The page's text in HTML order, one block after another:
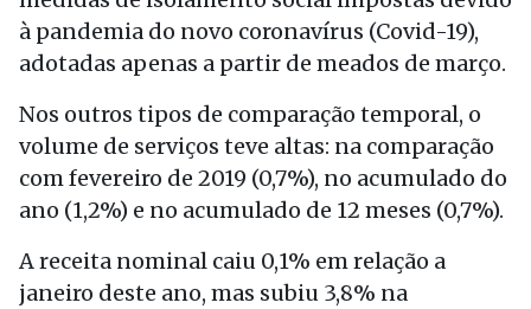
à pandemia do novo coronavírus (Covid-19),
adotadas apenas a partir de meados de março.
Nos outros tipos de comparação temporal, o
volume de serviços teve altas: na comparação
com fevereiro de 2019 (0,7%), no acumulado do
ano (1,2%) e no acumulado de 12 meses (0,7%).
A receita nominal caiu 0,1% em relação a
janeiro deste ano, mas subiu 3,8% na